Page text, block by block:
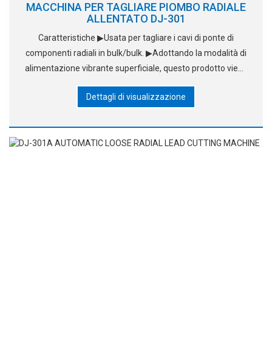
MACCHINA PER TAGLIARE PIOMBO RADIALE
ALLENTATO DJ-301
Caratteristiche ▶Usata per tagliare i cavi di ponte di
componenti radiali in bulk/bulk. ▶Adottando la modalità di
alimentazione vibrante superficiale, questo prodotto viene
speciale, fatto di materiali d'acciaio i
Dettagli di visualizzazione